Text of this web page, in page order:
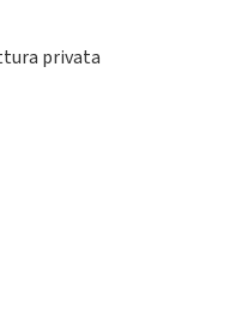
privata